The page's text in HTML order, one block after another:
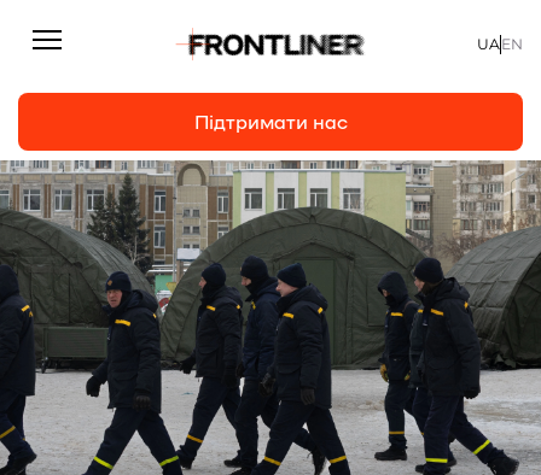
Репортажі
Статті
Інтерв’ю
Особисто
На часі
Про нас
Підтримати нас
UAEN
Підтримати нас